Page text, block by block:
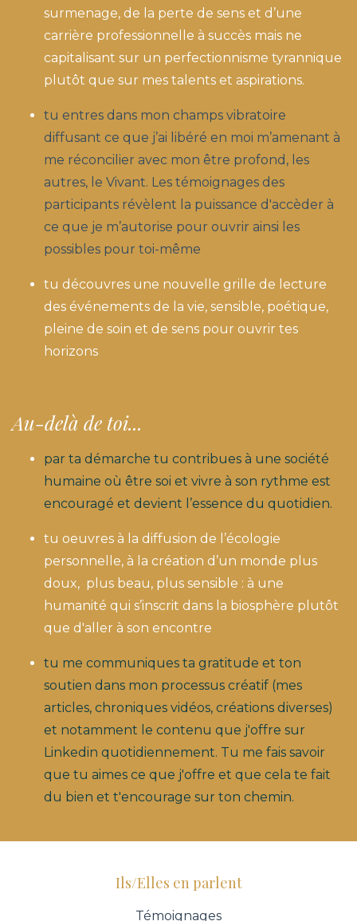
surmenage, de la perte de sens et d’une
carrière professionnelle à succès mais ne
capitalisant sur un perfectionnisme tyrannique
plutôt que sur mes talents et aspirations.
tu entres dans mon champs vibratoire
diffusant ce que j’ai libéré en moi m’amenant à
me réconcilier avec mon être profond, les
autres, le Vivant. Les témoignages des
participants révèlent la puissance d'accèder à
ce que je m’autorise pour ouvrir ainsi les
possibles pour toi-même
tu découvres une nouvelle grille de lecture
des événements de la vie, sensible, poétique,
pleine de soin et de sens pour ouvrir tes
horizons
Au-delà de toi...
par ta démarche tu contribues à une société
humaine où être soi et vivre à son rythme est
encouragé et devient l’essence du quotidien.
tu oeuvres à la diffusion de l’écologie
personnelle, à la création d’un monde plus
doux, plus beau, plus sensible : à une
humanité qui s’inscrit dans la biosphère plutôt
que d'aller à son encontre
tu me communiques ta gratitude et ton
soutien dans mon processus créatif (mes
articles, chroniques vidéos, créations diverses)
et notamment le contenu que j'offre sur
Linkedin quotidiennement. Tu me fais savoir
que tu aimes ce que j'offre et que cela te fait
du bien et t'encourage sur ton chemin.
Ils/Elles en parlent
Témoignages